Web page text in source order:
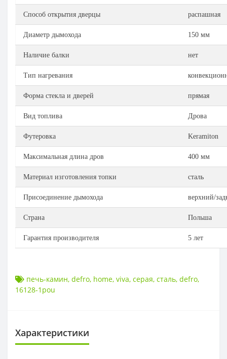
Способ открытия дверцы распашная
Диаметр дымохода 150 мм
Наличие балки нет
Тип нагревания
Форма стекла и дверей прямая
Вид топлива Дрова
Футеровка Keramiton
Максимальная длина дров 400 мм
Материал изготовления топки сталь
Присоединение дымохода верхний/
Страна Польша
Гарантия производителя 5 лет
печь-камин, defro, home, viva, серая, сталь, defro,
16128-1pou
Характеристики